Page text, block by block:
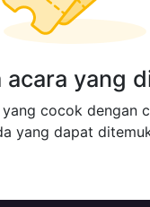
acara yang
cocok dengan
yang dapat